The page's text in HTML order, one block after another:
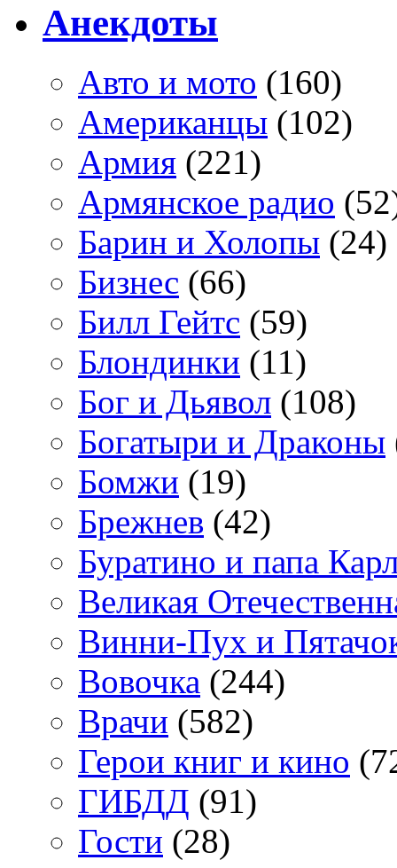
Анекдоты
Авто и мото (160)
Американцы (102)
Армия (221)
Армянское радио
Барин и Холопы (24)
Бизнес (66)
Билл Гейтс (59)
Блондинки (11)
Бог и Дьявол (108)
Богатыри и Драконы
Бомжи (19)
Брежнев (42)
Буратино и папа
Великая
Винни-Пух и
Вовочка (244)
Врачи (582)
Герои книг и кино
ГИБДД (91)
Гости (28)